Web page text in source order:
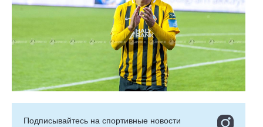
Подписывайтесь на cпортивные новости